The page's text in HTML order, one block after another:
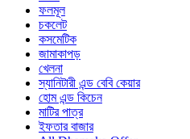
ফলমূল
চকলেট
কসমেটিক
জামাকাপড়
খেলনা
স্যানিটারী এন্ড বেবি কেয়ার
হোম এন্ড কিচেন
মাটির পাত্র
ইফতার বাজার